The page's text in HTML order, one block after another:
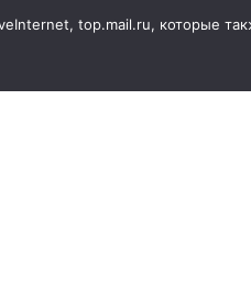
top.mail.ru, которые